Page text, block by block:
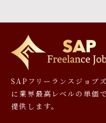
SAPフリーランスジョブ
に 業界最高レベルの単価
提供します。